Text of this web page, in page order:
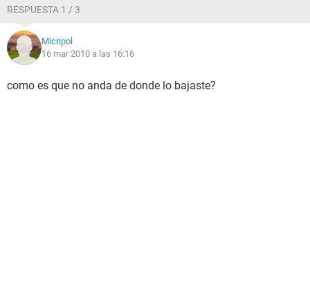
RESPUESTA 1 / 3
Micripol
16 mar 2010 a las 16:16
como es que no anda de donde lo bajaste?